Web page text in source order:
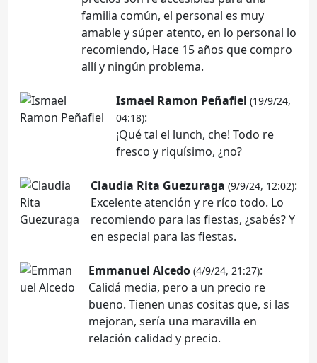
familia común, el personal es muy
amable y súper atento, en lo personal lo
recomiendo, Hace 15 años que compro
allí y ningún problema.
Ismael Ramon Peñafiel (19/9/24,
04:18):
¡Qué tal el lunch, che! Todo re
fresco y riquísimo, ¿no?
Claudia Rita Guezuraga (9/9/24, 12:02):
Excelente atención y re ríco todo. Lo
recomiendo para las fiestas, ¿sabés? Y
en especial para las fiestas.
Emmanuel Alcedo (4/9/24, 21:27):
Calidá media, pero a un precio re
bueno. Tienen unas cositas que, si las
mejoran, sería una maravilla en
relación calidad y precio.